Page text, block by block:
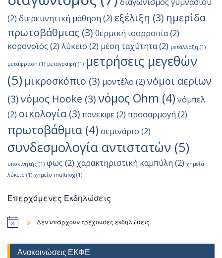
(2) διερευνητική μάθηση (2) εξέλιξη (3) ημερίδα
πρωτοβάθμιας (3) θερμική ισορροπία(2)
κορονοϊός (2) λύκειο (2) μέση ταχύτητα(2) μετάλλαξη (1)
μετάφραση (1) μεταγραφή (1) μετρήσεις μεγεθών
(5) μικροσκόπιο (3) μοντέλο (2) νόμοι αερίων
(3)νόμος Hooke (3)νόμος Ohm (4) νόμπελ
(2) οικολογία(3) πανεκφε(2) προσαρμογή (2)
πρωτοβάθμια (4) σεμινάριο (2)
συνδεσμολογία αντιστατών (5)
υποκινητής (1) φως (2) χαρακτηριστική καμπύλη (2) χημεία
λύκειο (1) χημείο multilog (1)
Επερχόμενες Εκδηλώσεις
Δεν υπάρχουν τρέχουσες εκδηλώσεις.
Ανακοινώσεις ΕΚΦΕ